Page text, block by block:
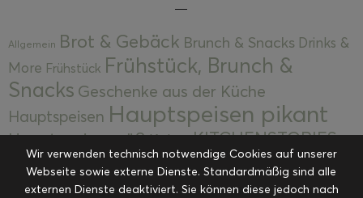
Allgemein Brot & Gebäck Brunch & Snacks Drinks &
More Frühstück Frühstück, Brunch &
Snacks Geschenke aus der Küche
Hauptspeisen Hauptspeisen pikant
Hauptspeisen süßKekseKITCHENSTORIES
Kuchen, Torten & Desserts Kuchen und
Desserts Kulinarik Kulinarische Mitbringsel &
Wir verwenden technisch notwendige Cookies auf unserer
Webseite sowie externe Dienste. Standardmäßig sind alle
externen Dienste deaktiviert. Sie können diese jedoch nach